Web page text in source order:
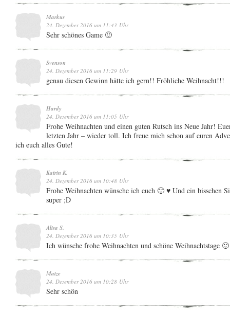
Markus
24. Dezember 2016 um 11:43 Uhr
Sehr schönes Game 🙂
Svenson
24. Dezember 2016 um 11:29 Uhr
genau diesen Gewinn hätte ich gern!! Fröhliche Weihnacht!!!
Hardy
24. Dezember 2016 um 11:05 Uhr
Frohe Weihnachten und einen guten Rutsch ins Neue Jahr!
letzten Jahr – wieder toll. Ich freue mich schon auf euren
ich euch alles Gute!
Katrin K.
24. Dezember 2016 um 10:48 Uhr
Frohe Weihnachten wünsche ich euch 🙂 ♥ Und ein bisschen
super ;D
Alisa S.
24. Dezember 2016 um 10:35 Uhr
Ich wünsche frohe Weihnachten und schöne Weihnachtstage 🙂
Matze
24. Dezember 2016 um 10:28 Uhr
Sehr schön